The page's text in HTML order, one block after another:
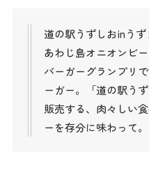
道の駅うずしおinうず
あわじ島オニオンビ
バーガーグランプリ
ーガー。「道の駅う
販売する、肉々しい
ーを存分に味わって。